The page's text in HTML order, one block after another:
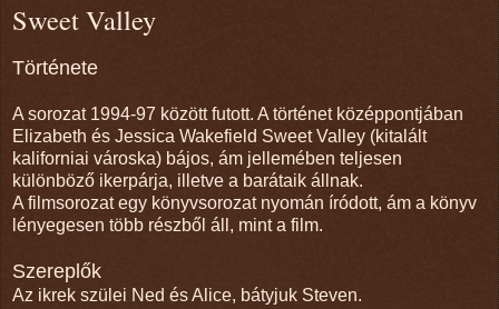
Sweet Valley
Története
A sorozat 1994-97 között futott. A történet középpontjában
Elizabeth és Jessica Wakefield Sweet Valley (kitalált
kaliforniai városka) bájos, ám jellemében teljesen
különböző ikerpárja, illetve a barátaik állnak.
A filmsorozat egy könyvsorozat nyomán íródott, ám a könyv
lényegesen több részből áll, mint a film.
Szereplők
Az ikrek szülei Ned és Alice, bátyjuk Steven.